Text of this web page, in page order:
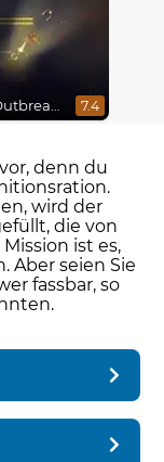
Zombie Outbreak Arena 7.4
denn du
wird der
die von
ist es,
Aber seien Sie
fassbar, so